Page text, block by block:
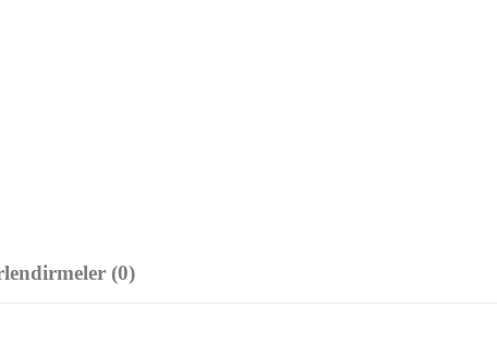
(0)